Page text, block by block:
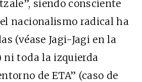
siendo consciente
nacionalismo radical ha
(véase Jagi-Jagi en la
ni toda la izquierda
de ETA” (caso de